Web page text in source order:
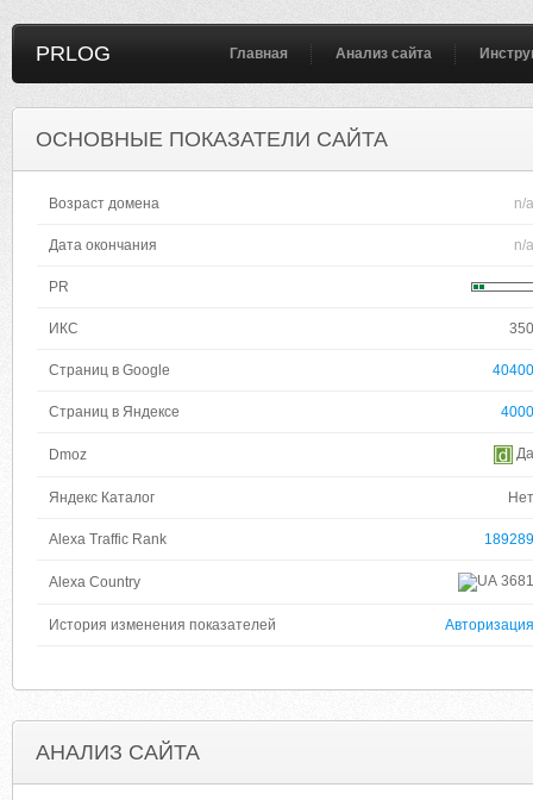
PRLOG Главная Анализ сайта
ОСНОВНЫЕ ПОКАЗАТЕЛИ САЙТА
Возраст домена n/a
Дата окончания n/a
PR
ИКС 350
Страниц в Google 40400
Страниц в Яндексе 4000
Dmoz Да
Яндекс Каталог Нет
Alexa Traffic Rank 189289
Alexa Country 3681
История изменения показателей Авторизация
АНАЛИЗ САЙТА